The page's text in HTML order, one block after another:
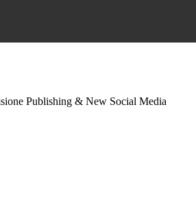
Publishing & New Social Media